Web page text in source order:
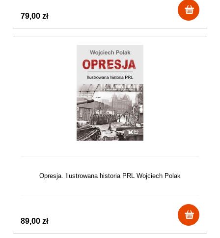
79,00 zł
Opresja. Ilustrowana historia PRL Wojciech Polak
89,00 zł